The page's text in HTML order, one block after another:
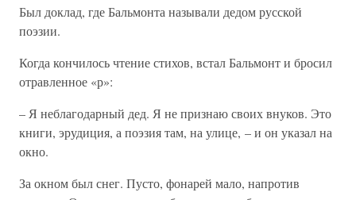
Был доклад, где Бальмонта называли дедом русской
поэзии.
Когда кончилось чтение стихов, встал Бальмонт и бросил
отравленное «р»:
– Я неблагодарный дед. Я не признаю своих внуков. Это
книги, эрудиция, а поэзия там, на улице, – и он указал на
окно.
За окном был снег. Пусто, фонарей мало, напротив